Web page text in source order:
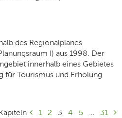
des Regionalplanes
I) aus 1998. Der
innerhalb eines Gebietes
für Tourismus und Erholung
1 2 3 4 5 … 31